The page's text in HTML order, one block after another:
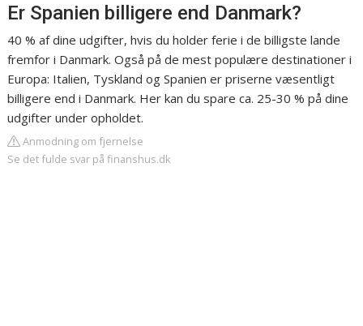
Er Spanien billigere end Danmark?
40 % af dine udgifter, hvis du holder ferie i de billigste lande
fremfor i Danmark. Også på de mest populære destinationer i
Europa: Italien, Tyskland og Spanien er priserne væsentligt
billigere end i Danmark. Her kan du spare ca. 25-30 % på dine
udgifter under opholdet.
Anmodning om fjernelse
Se det fulde svar på finanshus.dk